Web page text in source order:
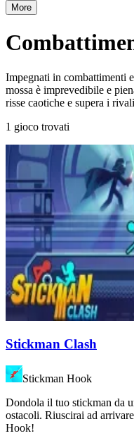
More
Impegnati in combattimenti
mossa è imprevedibile e
risse caotiche e supera i
1 gioco trovati
Stickman Clash
Stickman Hook
Dondola il tuo stickman da
ostacoli. Riuscirai ad
Hook!